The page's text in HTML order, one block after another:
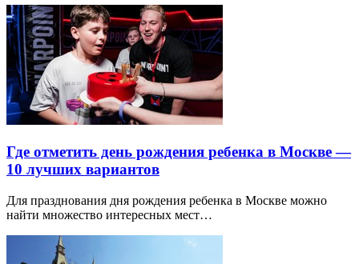
Где отметить день рождения ребенка в Москве —
10 лучших вариантов
Для празднования дня рождения ребенка в Москве можно
найти множество интересных мест…